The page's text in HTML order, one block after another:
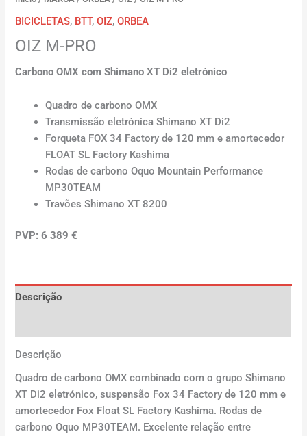
BICICLETAS, BTT,OIZ,ORBEA
OIZ M-PRO
Carbono OMX com Shimano XT Di2 eletrónico
Quadro de carbono OMX
Transmissão eletrónica Shimano XT Di2
Forqueta FOX 34 Factory de 120 mm e amortecedor
FLOAT SL Factory Kashima
Rodas de carbono Oquo Mountain Performance
MP30TEAM
Travões Shimano XT 8200
PVP: 6 389 €
Descrição
Descrição
Quadro de carbono OMX combinado com o grupo Shimano
XT Di2 eletrónico, suspensão Fox 34 Factory de 120 mm e
amortecedor Fox Float SL Factory Kashima. Rodas de
carbono Oquo MP30TEAM. Excelente relação entre